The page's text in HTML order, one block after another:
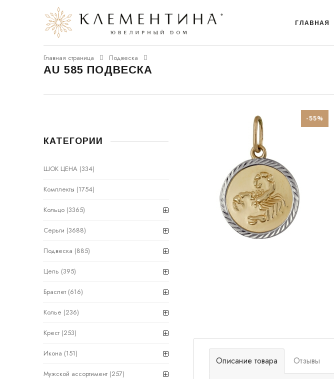
ГЛАВНАЯ
Главная страница Подвеска
AU 585 ПОДВЕСКА
-55%
Описание товара Отзывы
КАТЕГОРИИ
ШОК ЦЕНА (334)
Комплекты (1754)
Кольцо (3365)
Серьги (3688)
Подвеска (885)
Цепь (395)
Браслет (616)
Колье (236)
Крест (253)
Икона (151)
Мужской ассортимент (257)